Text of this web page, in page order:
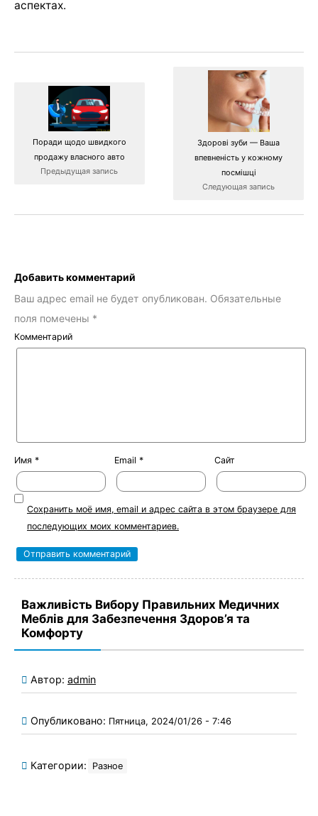
аспектах.
Поради щодо швидкого
продажу власного авто
Предыдущая запись
Здорові зуби — Ваша
впевненість у кожному
посмішці
Следующая запись
Добавить комментарий
Ваш адрес email не будет опубликован. Обязательные
поля помечены *
Комментарий
Имя * Email * Сайт
Сохранить моё имя, email и адрес сайта в этом браузере для
последующих моих комментариев.
Важливість Вибору Правильних Медичних
Меблів для Забезпечення Здоров’я та
Комфорту
Автор: admin
Опубликовано: Пятница, 2024/01/26 - 7:46
Категории: Разное